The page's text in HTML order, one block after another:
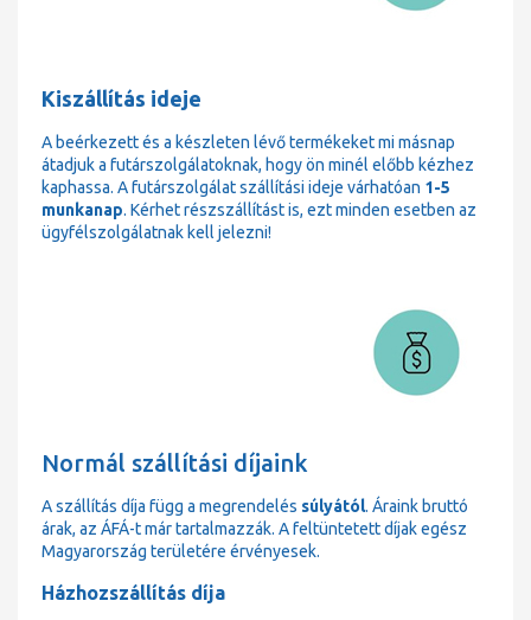
Kiszállítás ideje
A beérkezett és a készleten lévő termékeket mi másnap
átadjuk a futárszolgálatoknak, hogy ön minél előbb kézhez
kaphassa. A futárszolgálat szállítási ideje várhatóan 1-5
munkanap. Kérhet részszállítást is, ezt minden esetben az
ügyfélszolgálatnak kell jelezni!
Normál szállítási díjaink
A szállítás díja függ a megrendelés súlyától. Áraink bruttó
árak, az ÁFÁ-t már tartalmazzák. A feltüntetett díjak egész
Magyarország területére érvényesek.
Házhozszállítás díja